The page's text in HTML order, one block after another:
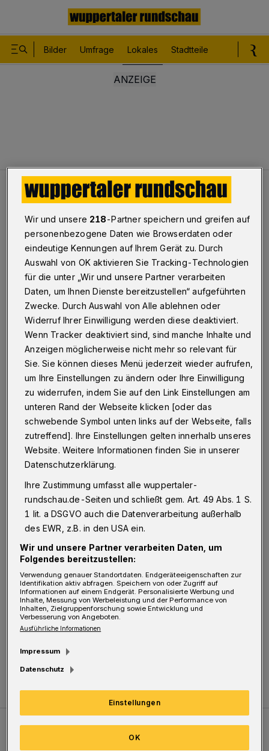
Bilder Umfrage Lokales Stadtteile
Lokales Feueralarm: Burgholztunnel gesperrt
Feueralarm: Burgholztunnel
gesperrt
Der Burgholztunnel in Wuppertal ist am Samstagabend
(16. Mai 2015) aus Sicherheitsgründen geschlossen
worden. Zuvor hatte die Tunnel-Leitzentrale in
Duisburg der Wuppertaler Feuerwehr telefonisch einen
Brand gemeldet.
17.05.2015 , 00:06 Uhr Eine Minute Lesezeit
Als die Einsatzkräfte eintrafen, war der
Tunnel bereits nicht mehr passierbar.
Automatisch aktivierte Schranken versperrten
den Weg, die Ampeln standen auf Rot. Trotz
intensiver Suche wurde jedoch kein Feuer
entdeckt.
Auf der L418 kam es zu erheblichen Rückstaus.
Neueste Artikel
Wir und unsere 218-Partner speichern und greifen auf
personenbezogene Daten wie Browserdaten oder
eindeutige Kennungen auf Ihrem Gerät zu. Durch
Auswahl von OK aktivieren Sie Tracking-Technologien
für die unter „Wir und unsere Partner verarbeiten
Daten, um Ihnen Dienste bereitzustellen“ aufgeführten
Zwecke. Durch Auswahl von Alle ablehnen oder
Widerruf Ihrer Einwilligung werden diese deaktiviert.
Wenn Tracker deaktiviert sind, sind manche Inhalte und
Anzeigen möglicherweise nicht mehr so relevant für
Sie. Sie können dieses Menü jederzeit wieder aufrufen,
um Ihre Einstellungen zu ändern oder Ihre Einwilligung
zu widerrufen, indem Sie auf den Link Einstellungen am
unteren Rand der Webseite klicken [oder das
schwebende Symbol unten links auf der Webseite, falls
zutreffend]. Ihre Einstellungen gelten innerhalb unseres
Website. Weitere Informationen finden Sie in unserer
Datenschutzerklärung.
Ihre Zustimmung umfasst alle wuppertaler-
rundschau.de-Seiten und schließt gem. Art. 49 Abs. 1 S.
1 lit. a DSGVO auch die Datenverarbeitung außerhalb
des EWR, z.B. in den USA ein.
Wir und unsere Partner verarbeiten Daten, um
Folgendes bereitzustellen:
Verwendung genauer Standortdaten. Endgeräteeigenschaften zur
Identifikation aktiv abfragen. Speichern von oder Zugriff auf
Informationen auf einem Endgerät. Personalisierte Werbung und
Inhalte, Messung von Werbeleistung und der Performance von
Inhalten, Zielgruppenforschung sowie Entwicklung und
Verbesserung von Angeboten.
Ausführliche Informationen
Impressum
Datenschutz
Einstellungen
OK